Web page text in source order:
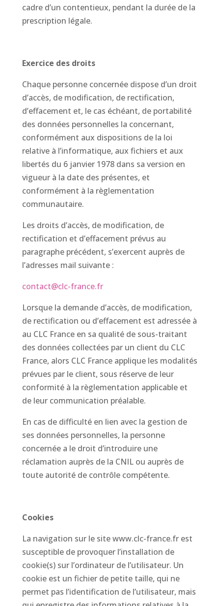
cadre d’un contentieux, pendant la durée de la
prescription légale.
Exercice des droits
Chaque personne concernée dispose d’un droit
d’accès, de modification, de rectification,
d’effacement et, le cas échéant, de portabilité
des données personnelles la concernant,
conformément aux dispositions de la loi
relative à l’informatique, aux fichiers et aux
libertés du 6 janvier 1978 dans sa version en
vigueur à la date des présentes, et
conformément à la règlementation
communautaire.
Les droits d’accès, de modification, de
rectification et d’effacement prévus au
paragraphe précédent, s’exercent auprès de
l’adresses mail suivante :
contact@clc-france.fr
Lorsque la demande d’accès, de modification,
de rectification ou d’effacement est adressée à
au CLC France en sa qualité de sous-traitant
des données collectées par un client du CLC
France, alors CLC France applique les modalités
prévues par le client, sous réserve de leur
conformité à la règlementation applicable et
de leur communication préalable.
En cas de difficulté en lien avec la gestion de
ses données personnelles, la personne
concernée a le droit d’introduire une
réclamation auprès de la CNIL ou auprès de
toute autorité de contrôle compétente.
Cookies
La navigation sur le site www.clc-france.fr est
susceptible de provoquer l’installation de
cookie(s) sur l’ordinateur de l’utilisateur. Un
cookie est un fichier de petite taille, qui ne
permet pas l’identification de l’utilisateur, mais